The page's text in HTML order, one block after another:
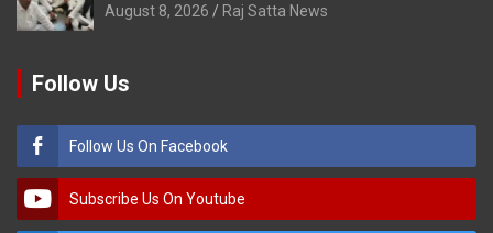
August 8, 2026 Raj Satta News
Follow Us
Follow Us On Facebook
Subscribe Us On Youtube